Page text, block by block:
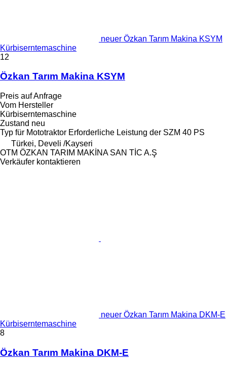
neuer Özkan Tarım Makina KSYM
Kürbiserntemaschine
12
Özkan Tarım Makina KSYM
Preis auf Anfrage
Vom Hersteller
Kürbiserntemaschine
Zustand neu
Typ für Mototraktor Erforderliche Leistung der SZM 40 PS
Türkei, Develi /Kayseri
OTM ÖZKAN TARIM MAKİNA SAN TİC A.Ş
Verkäufer kontaktieren
neuer Özkan Tarım Makina DKM-E
Kürbiserntemaschine
8
Özkan Tarım Makina DKM-E